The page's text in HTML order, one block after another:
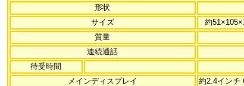
形状
サイズ
約
質量
連続通話
待受時間
メインディスプレイ
約2.4インチ